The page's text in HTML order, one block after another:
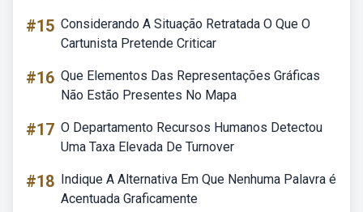
#15 Considerando A Situação Retratada O Que O
Cartunista Pretende Criticar
#16 Que Elementos Das Representações Gráficas
Não Estão Presentes No Mapa
#17 O Departamento Recursos Humanos Detectou
Uma Taxa Elevada De Turnover
#18 Indique A Alternativa Em Que Nenhuma Palavra é
Acentuada Graficamente